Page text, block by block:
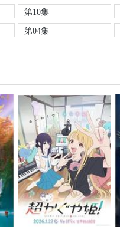
第10集
第04集